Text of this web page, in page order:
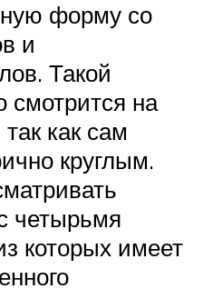
форму со
и
Такой
смотрится на
как сам
круглым.
четырьмя
которых имеет